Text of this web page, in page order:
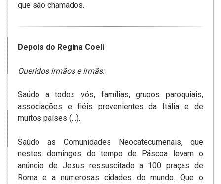
que são chamados.
Depois do Regina Coeli
Queridos irmãos e irmãs:
Saúdo a todos vós, famílias, grupos paroquiais,
associações e fiéis provenientes da Itália e de
muitos países (…).
Saúdo as Comunidades Neocatecumenais, que
nestes domingos do tempo de Páscoa levam o
anúncio de Jesus ressuscitado a 100 praças de
Roma e a numerosas cidades do mundo. Que o